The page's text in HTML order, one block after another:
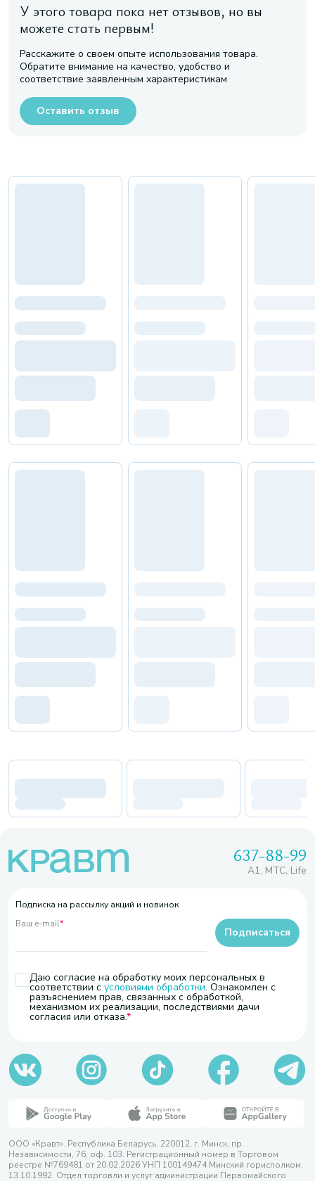
У этого товара пока нет отзывов, но вы
можете стать первым!
Расскажите о своем опыте использования товара.
Обратите внимание на качество, удобство и
соответствие заявленным характеристикам
Оставить отзыв
637-88-99
A1, МТС, Life
Подписка на рассылку акций и новинок
Ваш e-mail*
Даю согласие на обработку моих персональных в
соответствии с условиями обработки. Ознакомлен с
разъяснением прав, связанных с обработкой,
механизмом их реализации, последствиями дачи
согласия или отказа.
Подписаться
ООО «Кравт». Республика Беларусь, 220012, г. Минск, пр.
Независимости, 76, оф. 103. Регистрационный номер в Торговом
реестре №769481 от 20.02.2026 УНП 100149474 Минский горисполком,
13.10.1992. Отдел торговли и услуг администрации Первомайского